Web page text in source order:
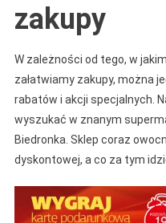
zakupy
W zależności od tego, w
załatwiamy zakupy, można
rabatów i akcji specjalnych.
wyszukać w znanym
Biedronka. Sklep coraz
dyskontowej, a co za tym